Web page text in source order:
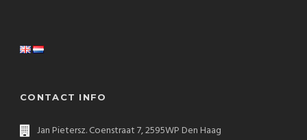
CONTACT INFO
Jan Pietersz. Coenstraat 7, 2595WP Den Haag